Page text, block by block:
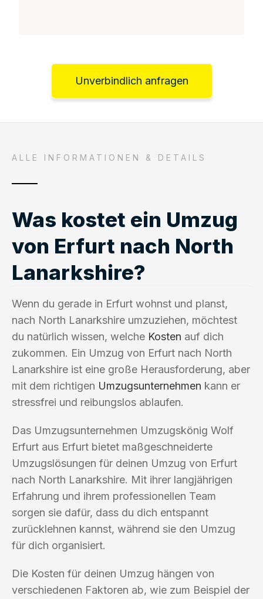
Unverbindlich anfragen
ALLE INFORMATIONEN & DETAILS
Was kostet ein Umzug
von Erfurt nach North
Lanarkshire?
Wenn du gerade in Erfurt wohnst und planst,
nach North Lanarkshire umzuziehen, möchtest
du natürlich wissen, welche Kosten auf dich
zukommen. Ein Umzug von Erfurt nach North
Lanarkshire ist eine große Herausforderung, aber
mit dem richtigen Umzugsunternehmen kann er
stressfrei und reibungslos ablaufen.
Das Umzugsunternehmen Umzugskönig Wolf
Erfurt aus Erfurt bietet maßgeschneiderte
Umzugslösungen für deinen Umzug von Erfurt
nach North Lanarkshire. Mit ihrer langjährigen
Erfahrung und ihrem professionellen Team
sorgen sie dafür, dass du dich entspannt
zurücklehnen kannst, während sie den Umzug
für dich organisiert.
Die Kosten für deinen Umzug hängen von
verschiedenen Faktoren ab, wie zum Beispiel der